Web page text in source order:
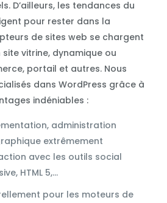
D’ailleurs, les tendances du
pour rester dans la
de sites web se chargent
vitrine, dynamique ou
portail et autres. Nous
dans WordPress grâce à
indéniables :
administration
extrêmement
avec les outils social
HTML 5,…
pour les moteurs de